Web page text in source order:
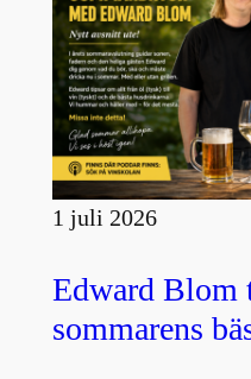
1 juli 2026
Edward Blom
sommarens